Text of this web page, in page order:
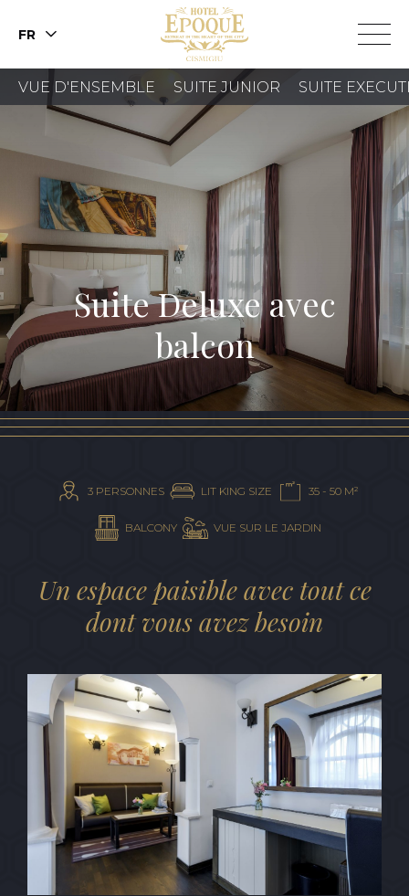
FR
RÉSERVER
CHAMBRE
RÉSERVER
UNE TABLE
CADEAU
VUE D'ENSEMBLE SUITE JUNIOR SUITE
Suite Deluxe avec
balcon
3 PERSONNES LIT KING SIZE 35 - 50 M²
BALCONY VUE SUR LE JARDIN
Un espace paisible avec tout ce
dont vous avez besoin